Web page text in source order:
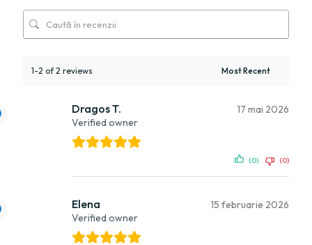
1-2 of 2 reviews
Dragos T.
Verified owner
17 mai 2026
(0) (0)
Elena
Verified owner
15 februarie 2026